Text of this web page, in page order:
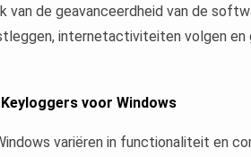
van de geavanceerdheid van de
internetactiviteiten volgen
voor Windows
variëren in functionaliteit en